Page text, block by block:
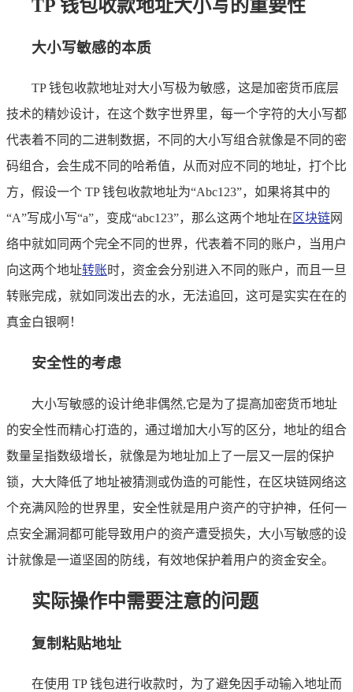
TP 钱包收款地址大小写的重要性
大小写敏感的本质
TP 钱包收款地址对大小写极为敏感，这是加密货币底层
技术的精妙设计，在这个数字世界里，每一个字符的大小写都
代表着不同的二进制数据，不同的大小写组合就像是不同的密
码组合，会生成不同的哈希值，从而对应不同的地址，打个比
方，假设一个 TP 钱包收款地址为“Abc123”，如果将其中的
“A”写成小写“a”，变成“abc123”，那么这两个地址在 区块链网
络中就如同两个完全不同的世界，代表着不同的账户，当用户
向这两个地址转账时，资金会分别进入不同的账户，而且一旦
转账完成，就如同泼出去的水，无法追回，这可是实实在在的
真金白银啊！
安全性的考虑
大小写敏感的设计绝非偶然,它是为了提高加密货币地址
的安全性而精心打造的，通过增加大小写的区分，地址的组合
数量呈指数级增长，就像是为地址加上了一层又一层的保护
锁，大大降低了地址被猜测或伪造的可能性，在区块链网络这
个充满风险的世界里，安全性就是用户资产的守护神，任何一
点安全漏洞都可能导致用户的资产遭受损失，大小写敏感的设
计就像是一道坚固的防线，有效地保护着用户的资金安全。
实际操作中需要注意的问题
复制粘贴地址
在使用 TP 钱包进行收款时，为了避免因手动输入地址而